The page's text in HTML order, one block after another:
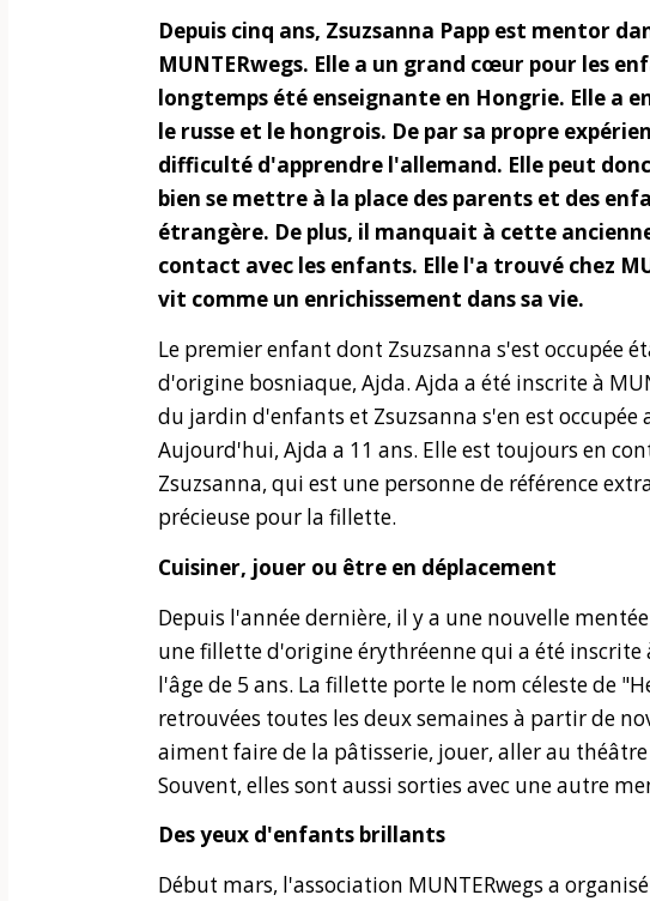
Depuis cinq ans, Zsuzsanna Papp est mentor
MUNTERwegs. Elle a un grand cœur pour les
longtemps été enseignante en Hongrie. Elle a
le russe et le hongrois. De par sa propre
difficulté d'apprendre l'allemand. Elle peut
bien se mettre à la place des parents et des
étrangère. De plus, il manquait à cette
contact avec les enfants. Elle l'a trouvé chez
vit comme un enrichissement dans sa vie.
Le premier enfant dont Zsuzsanna s'est occupée
d'origine bosniaque, Ajda. Ajda a été inscrite à
du jardin d'enfants et Zsuzsanna s'en est occupée
Aujourd'hui, Ajda a 11 ans. Elle est toujours en
Zsuzsanna, qui est une personne de référence
précieuse pour la fillette.
Cuisiner, jouer ou être en déplacement
Depuis l'année dernière, il y a une nouvelle
une fillette d'origine érythréenne qui a été inscrite
l'âge de 5 ans. La fillette porte le nom céleste de
retrouvées toutes les deux semaines à partir de
aiment faire de la pâtisserie, jouer, aller au
Souvent, elles sont aussi sorties avec une autre
Des yeux d'enfants brillants
Début mars, l'association MUNTERwegs a